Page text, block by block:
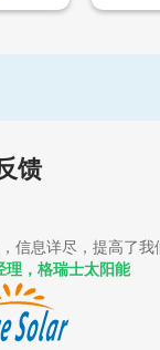
馈
息详尽，提高了我
，格瑞士太阳能